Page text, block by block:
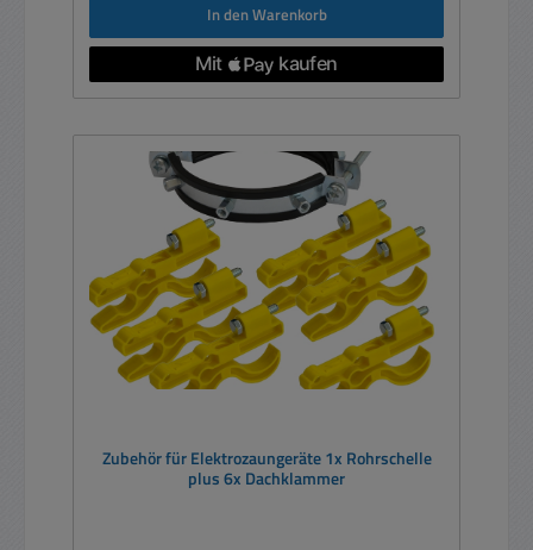
In den Warenkorb
Zubehör für Elektrozaungeräte 1x Rohrschelle
plus 6x Dachklammer